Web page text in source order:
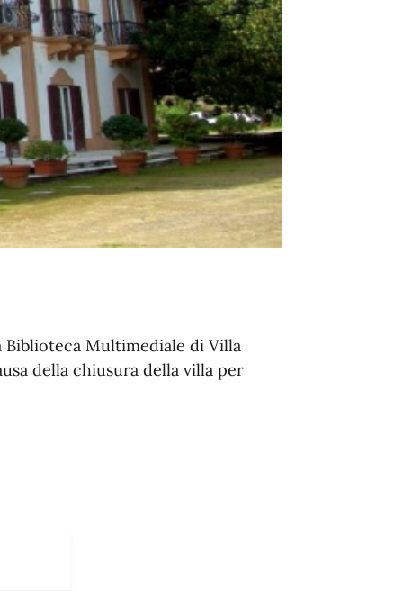
Biblioteca Multimediale di Villa
della chiusura della villa per